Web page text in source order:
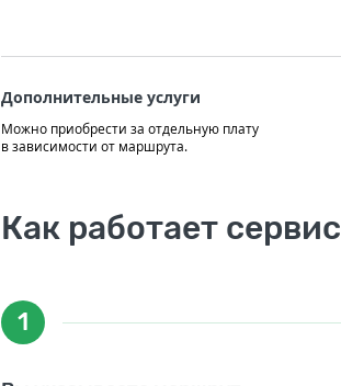
Дополнительные услуги
Можно приобрести за отдельную плату
в зависимости от маршрута.
Как работает сервис
1